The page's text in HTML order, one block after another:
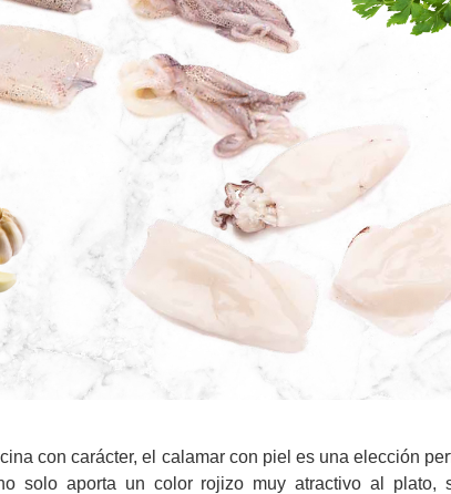
con carácter, el calamar con piel es una elección
solo aporta un color rojizo muy atractivo al plato,